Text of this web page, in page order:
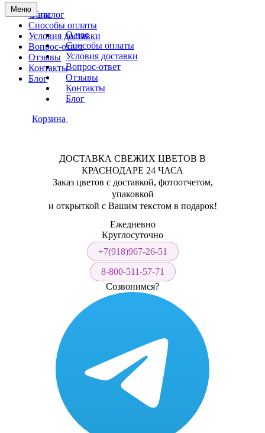
Меню
О нас
Способы оплаты
Условия доставки
Вопрос-ответ
Отзывы
Контакты
Блог
Каталог
О нас
Способы оплаты
Условия доставки
Вопрос-ответ
Отзывы
Контакты
Блог
Корзина
ДОСТАВКА СВЕЖИХ ЦВЕТОВ В
КРАСНОДАРЕ 24 ЧАСА
Заказ цветов с доставкой, фотоотчетом,
упаковкой
и открыткой с Вашим текстом в подарок!
Ежедневно
Круглосуточно
+7(918)967-26-51
8-800-511-57-71
Созвонимся?